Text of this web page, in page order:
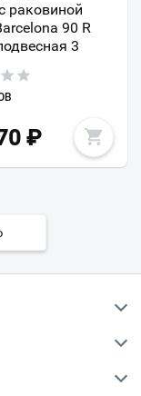
раковиной
90 R
3
₽